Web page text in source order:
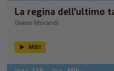
La regina dell'ultimo
Gianni Morandi
MIDI